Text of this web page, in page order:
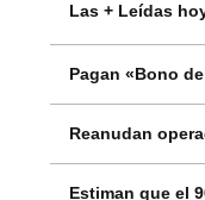
Las + Leídas
Pagan «Bono
Reanudan
Estiman que el